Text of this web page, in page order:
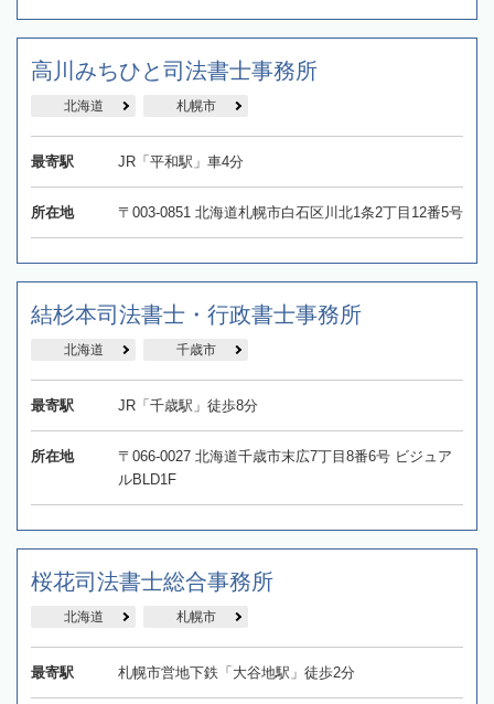
高川みちひと司法書士事務所
北海道 札幌市
最寄駅 JR「平和駅」車4分
所在地 〒003-0851 北海道札幌市白石区川北1条2丁目12番5号
結杉本司法書士・行政書士事務所
北海道 千歳市
最寄駅 JR「千歳駅」徒歩8分
所在地
〒066-0027 北海道千歳市末広7丁目8番6号 ビジュア
ルBLD1F
桜花司法書士総合事務所
北海道 札幌市
最寄駅 札幌市営地下鉄「大谷地駅」徒歩2分